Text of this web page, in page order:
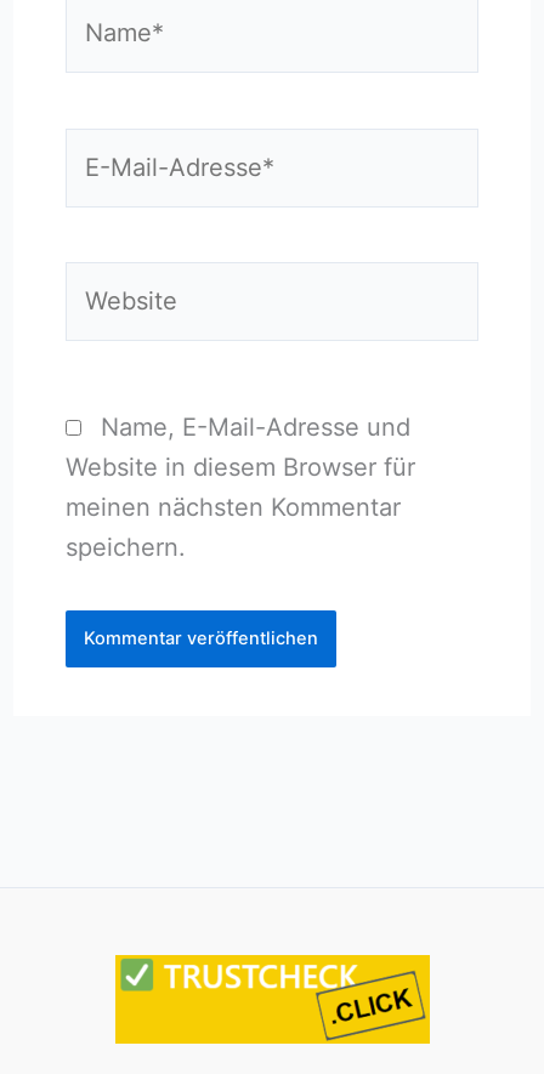
Name, E-Mail-Adresse und
Website in diesem Browser für
meinen nächsten Kommentar
speichern.